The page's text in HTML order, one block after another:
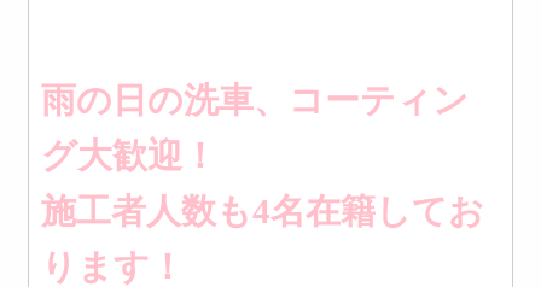
雨の日の洗車、コーティン
グ大歓迎！
施工者人数も4名在籍してお
ります！